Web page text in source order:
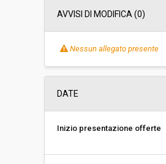
AVVISI DI MODIFICA (0)
Nessun allegato presente
DATE
Inizio presentazione offerte